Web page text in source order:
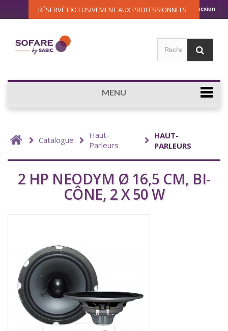
Connexion
RÉSERVÉ EXCLUSIVEMENT AUX PROFESSIONNELS
MENU
Catalogue
Haut-
Parleurs
HAUT-
PARLEURS
2 HP NEODYM Ø 16,5 CM, BI-
CÔNE, 2 X 50 W